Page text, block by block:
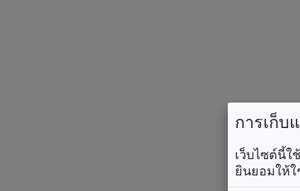
การเก็บ
เว็บไซต์นี้ใ
ยินยอมให้